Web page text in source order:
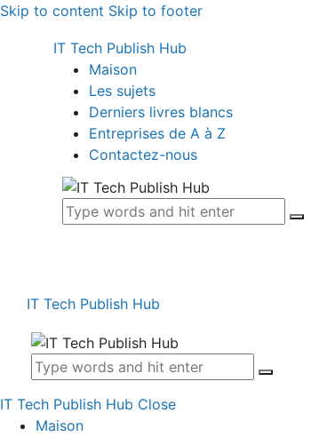
Skip to content Skip to footer
IT Tech Publish Hub
Maison
Les sujets
Derniers livres blancs
Entreprises de A à Z
Contactez-nous
IT Tech Publish Hub
IT Tech Publish Hub Close
Maison